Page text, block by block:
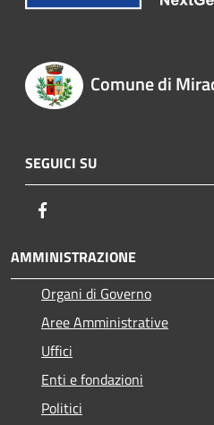
Comune di
SEGUICI SU
AMMINISTRAZIONE
Organi di Governo
Aree Amministrative
Uffici
Enti e fondazioni
Politici